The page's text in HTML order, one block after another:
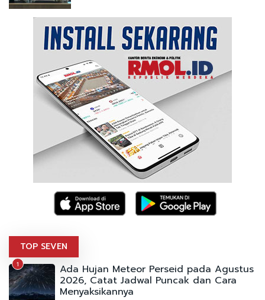
TOP SEVEN
1 Ada Hujan Meteor Perseid pada Agustus
2026, Catat Jadwal Puncak dan Cara
Menyaksikannya